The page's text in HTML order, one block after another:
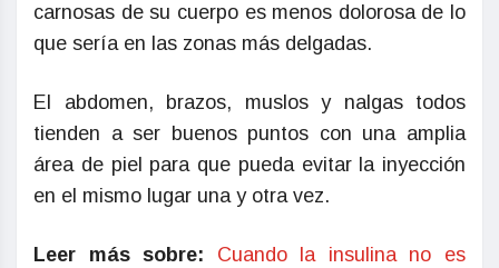
carnosas de su cuerpo es menos dolorosa de lo
que sería en las zonas más delgadas.
El abdomen, brazos, muslos y nalgas todos
tienden a ser buenos puntos con una amplia
área de piel para que pueda evitar la inyección
en el mismo lugar una y otra vez.
Leer más sobre:
Cuando la insulina no es